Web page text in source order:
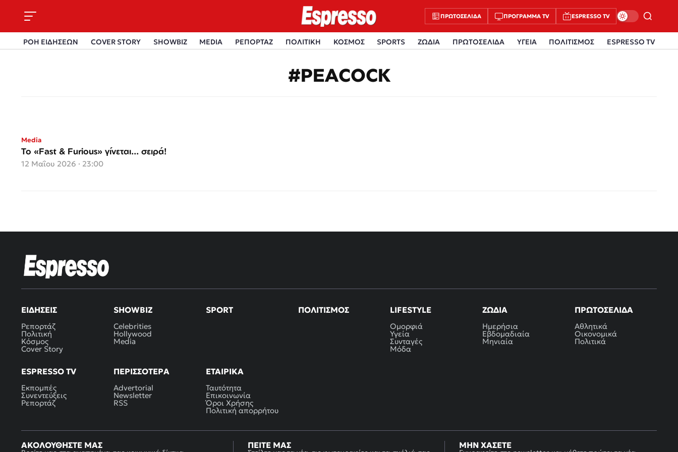
ΠΡΩΤΟΣΈΛΙΔΑ ΠΡΌΓΡΑΜΜΑ TV ESPRESSO TV
ΡΟΗ ΕΙΔΗΣΕΩΝ COVER STORY SHOWBIZ MEDIA ΡΕΠΟΡΤΑΖ ΠΟΛΙΤΙΚΗ ΚΟΣΜΟΣ SPORTS ΖΩΔΙΑ ΠΡΩΤΟΣΕΛΙΔΑ ΥΓΕΙΑ ΠΟΛΙΤΙΣΜΟΣ ESPRESSO TV
#PEACOCK
Media
Το «Fast & Furious» γίνεται... σειρά!
12 Μαΐου 2026 · 23:00
ΕΙΔΉΣΕΙΣ
Ρεπορτάζ
Πολιτική
Κόσμος
Cover Story
SHOWBIZ
Celebrities
Hollywood
Media
SPORT ΠΟΛΙΤΙΣΜΌΣ LIFESTYLE
Ομορφιά
Υγεία
Συνταγές
Μόδα
ΖΏΔΙΑ
Ημερήσια
Εβδομαδιαία
Μηνιαία
ΠΡΩΤΟΣΈΛΙΔΑ
Αθλητικά
Οικονομικά
Πολιτικά
ESPRESSO TV
Εκπομπές
Συνεντεύξεις
Ρεπορτάζ
ΠΕΡΙΣΣΌΤΕΡΑ
Advertorial
Newsletter
RSS
ΕΤΑΙΡΙΚΆ
Ταυτότητα
Επικοινωνία
Όροι Χρήσης
Πολιτική απορρήτου
ΑΚΟΛΟΥΘΉΣΤΕ ΜΑΣ ΠΕΊΤΕ ΜΑΣ ΜΗΝ ΧΆΣΕΤΕ